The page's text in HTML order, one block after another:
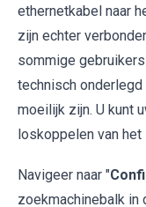
ethernetkabel naar
zijn echter
sommige
technisch
moeilijk zijn. U kunt
loskoppelen van
Navigeer naar "
zoekmachinebalk in